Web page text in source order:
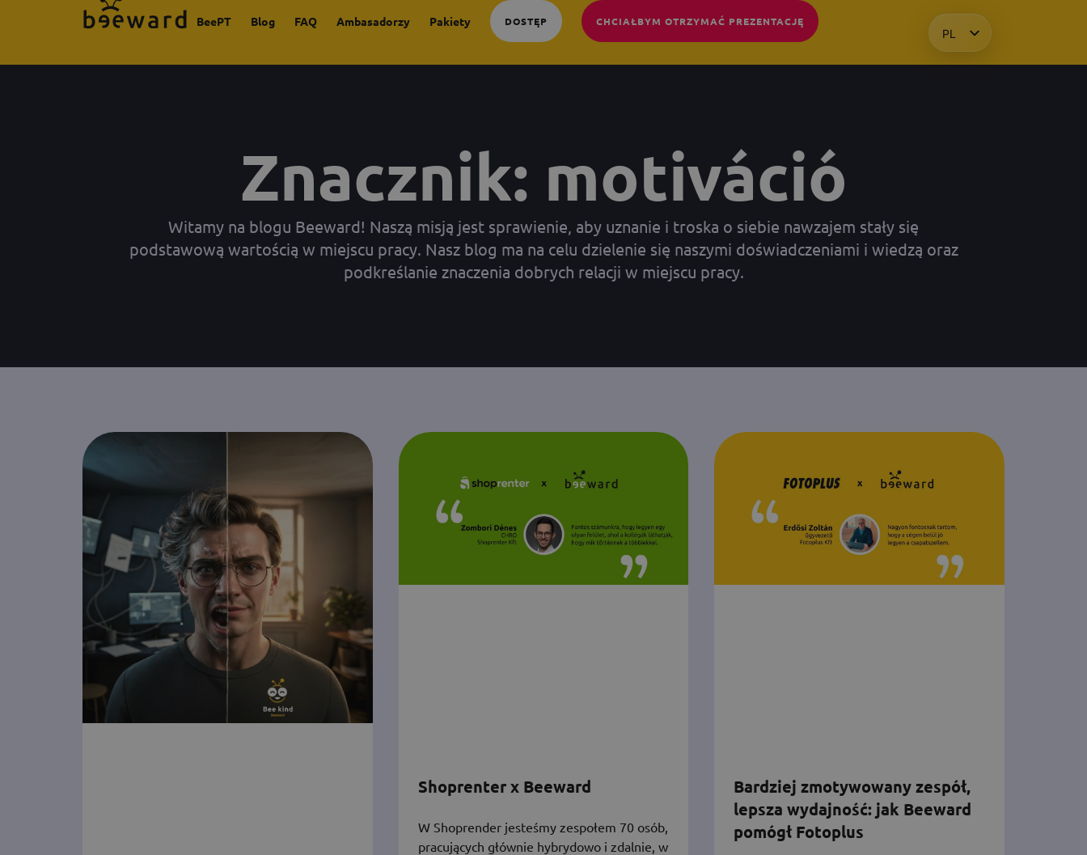
BeePT Blog FAQ Ambasadorzy Pakiety DOSTĘP CHCIAŁBYM OTRZYMAĆ PREZENTACJĘ
PL
HU
Znacznik: motiváció
Witamy na blogu Beeward! Naszą misją jest sprawienie, aby uznanie i troska o siebie nawzajem stały się
podstawową wartością w miejscu pracy. Nasz blog ma na celu dzielenie się naszymi doświadczeniami i wiedzą oraz
podkreślanie znaczenia dobrych relacji w miejscu pracy.
Shoprenter x Beeward
W Shoprender jesteśmy zespołem 70 osób,
pracujących głównie hybrydowo i zdalnie, w
Bardziej zmotywowany zespół,
lepsza wydajność: jak Beeward
pomógł Fotoplus